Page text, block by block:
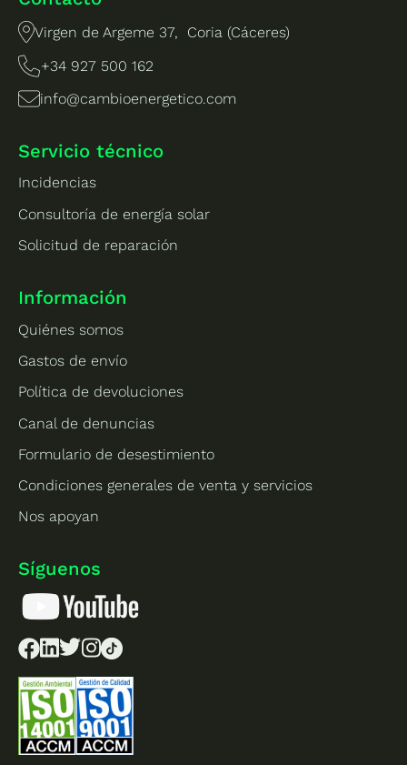
Virgen de Argeme 37, Coria (Cáceres)
+34 927 500 162
info@cambioenergetico.com
Servicio técnico
Incidencias
Consultoría de energía solar
Solicitud de reparación
Información
Quiénes somos
Gastos de envío
Política de devoluciones
Canal de denuncias
Formulario de desestimiento
Condiciones generales de venta y servicios
Nos apoyan
Síguenos